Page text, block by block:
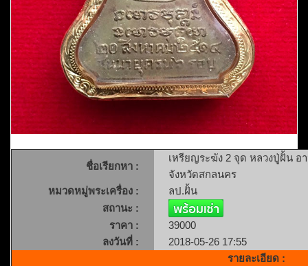
ชื่อเรียกหา :
เหรียญระฆัง 2 จุด หลวงปู่ฝั้น อ
จังหวัดสกลนคร
หมวดหมู่พระเครื่อง :
ลป.ฝั้น
สถานะ :
ราคา :
39000
ลงวันที่ :
2018-05-26 17:55
รายละเอียด :